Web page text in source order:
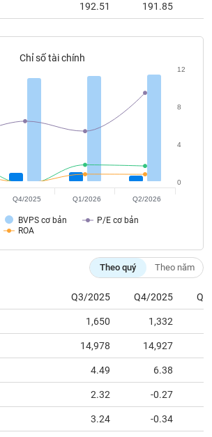
192.51 191.85
Chỉ số tài chính
BVPS cơ bản
P/E cơ bản
ROA
0
4
8
12
Q4/2025 Q1/2026 Q2/2026
Theo quý Theo năm
Q3/2025 Q4/2025
1,650 1,332
14,978 14,927
4.49 6.38
2.32 -0.27
3.24 -0.34